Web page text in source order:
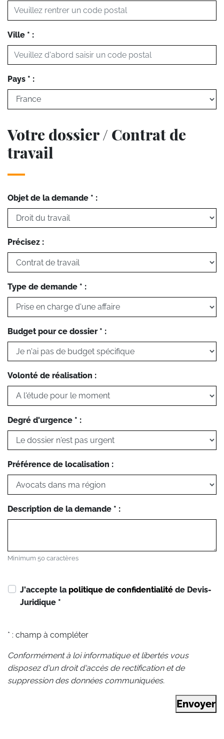
Ville * :
Pays * :
Votre dossier / Contrat de
travail
Objet de la demande * :
Précisez :
Type de demande * :
Budget pour ce dossier * :
Volonté de réalisation :
Degré d'urgence * :
Préférence de localisation :
Description de la demande * :
Minimum 50 caractères
J'accepte la politique de confidentialité de Devis-
Juridique *
* : champ à compléter
Conformément à loi informatique et libertés vous
disposez d'un droit d'accès de rectification et de
suppression des données communiquées.
Envoyer